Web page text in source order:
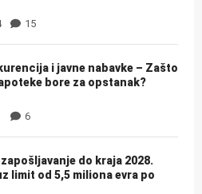
15
i javne nabavke – Zašto
bore za opstanak?
6
do kraja 2028.
limit od 5,5 miliona evra po